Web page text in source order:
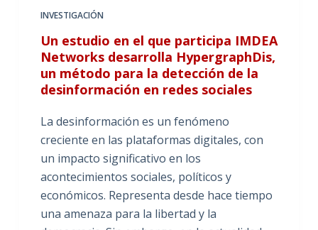
INVESTIGACIÓN
Un estudio en el que participa IMDEA
Networks desarrolla HypergraphDis,
un método para la detección de la
desinformación en redes sociales
La desinformación es un fenómeno
creciente en las plataformas digitales, con
un impacto significativo en los
acontecimientos sociales, políticos y
económicos. Representa desde hace tiempo
una amenaza para la libertad y la